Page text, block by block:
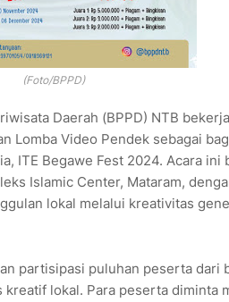
(Foto/BPPD)
Daerah (BPPD) NTB
Lomba Video Pendek sebagai
ITE Begawe Fest 2024. Acara
Islamic Center, Mataram,
lokal melalui kreativitas
partisipasi puluhan peserta dari
lokal. Para peserta diminta